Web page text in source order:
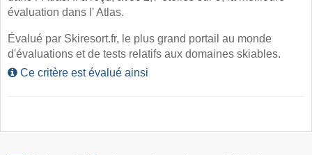
évaluation dans l' Atlas.
Évalué par Skiresort.fr, le plus grand portail au monde
d'évaluations et de tests relatifs aux domaines skiables.
Ce critère est évalué ainsi